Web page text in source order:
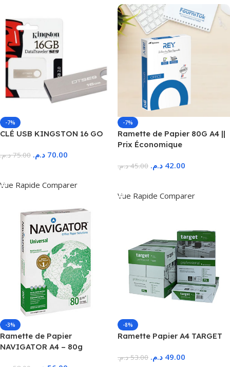
-7%
CLÉ USB KINGSTON 16 GO
75.00 د.م. 70.00 د.م.
Vue Rapide Comparer
-7%
Ramette de Papier 80G A4 ||
Prix Économique
45.00 د.م. 42.00 د.م.
Vue Rapide Comparer
-3%
Ramette de Papier
NAVIGATOR A4 – 80g
-8%
Ramette Papier A4 TARGET
53.00 د.م. 49.00 د.م.